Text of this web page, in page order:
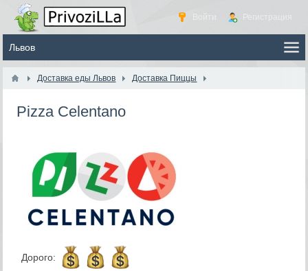
Войти Регистрация
Доставка еды Львов Доставка Пиццы
Pizza Celentano
Дорого: